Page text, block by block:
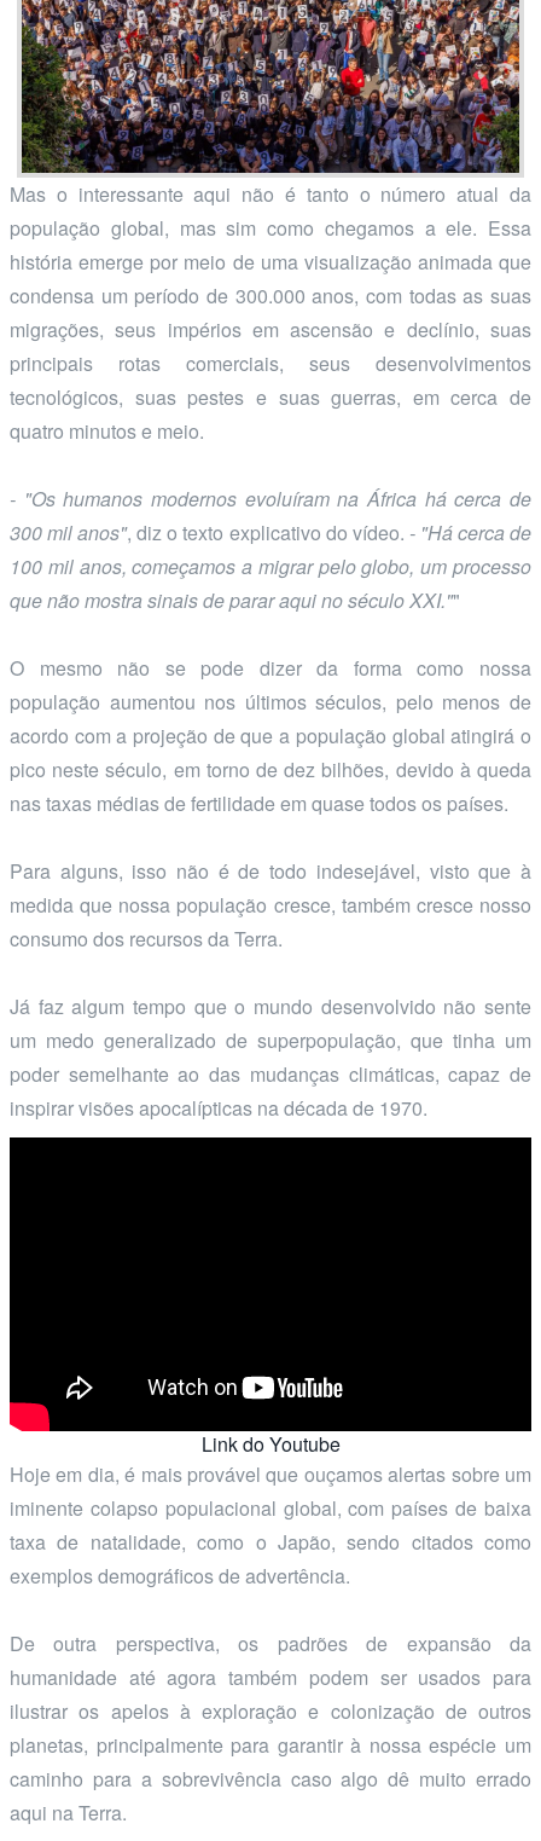
Mas o interessante aqui não é tanto o número atual da
população global, mas sim como chegamos a ele. Essa
história emerge por meio de uma visualização animada que
condensa um período de 300.000 anos, com todas as suas
migrações, seus impérios em ascensão e declínio, suas
principais rotas comerciais, seus desenvolvimentos
tecnológicos, suas pestes e suas guerras, em cerca de
quatro minutos e meio.
- "Os humanos modernos evoluíram na África há cerca de
300 mil anos", diz o texto explicativo do vídeo. - "Há cerca de
100 mil anos, começamos a migrar pelo globo, um processo
que não mostra sinais de parar aqui no século XXI.""
O mesmo não se pode dizer da forma como nossa
população aumentou nos últimos séculos, pelo menos de
acordo com a projeção de que a população global atingirá o
pico neste século, em torno de dez bilhões, devido à queda
nas taxas médias de fertilidade em quase todos os países.
Para alguns, isso não é de todo indesejável, visto que à
medida que nossa população cresce, também cresce nosso
consumo dos recursos da Terra.
Já faz algum tempo que o mundo desenvolvido não sente
um medo generalizado de superpopulação, que tinha um
poder semelhante ao das mudanças climáticas, capaz de
inspirar visões apocalípticas na década de 1970.
Link do Youtube
Hoje em dia, é mais provável que ouçamos alertas sobre um
iminente colapso populacional global, com países de baixa
taxa de natalidade, como o Japão, sendo citados como
exemplos demográficos de advertência.
De outra perspectiva, os padrões de expansão da
humanidade até agora também podem ser usados para
ilustrar os apelos à exploração e colonização de outros
planetas, principalmente para garantir à nossa espécie um
caminho para a sobrevivência caso algo dê muito errado
aqui na Terra.